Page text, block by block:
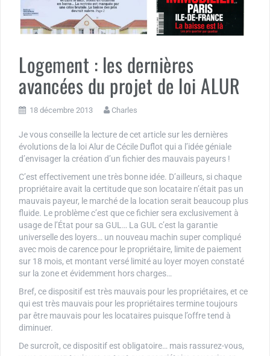
Logement : les dernières
avancées du projet de loi ALUR
18 décembre 2013 Charles
Je vous conseille la lecture de cet article sur les dernières
évolutions de la loi Alur de Cécile Duflot qui a l’idée géniale
d’envisager la création d’un fichier des mauvais payeurs !
C’est effectivement une très bonne idée. D’ailleurs, si chaque
propriétaire avait la certitude que son locataire n’était pas un
mauvais payeur, le marché de la location serait beaucoup plus
fluide. Le problème c’est que ce fichier sera exclusivement à
usage de l’État pour sa GUL… La GUL c’est la garantie
universelle des loyers… un nouveau machin super compliqué
avec mois de carence pour le propriétaire, limite de paiement
sur 18 mois, et montant versé limité au loyer moyen constaté
sur la zone et évidemment hors charges…
Bref, ce dispositif est très mauvais pour les propriétaires, et ce
qui est très mauvais pour les propriétaires termine toujours
par être mauvais pour les locataires puisque l’offre tend à
diminuer.
De surcroît, ce dispositif est obligatoire… mais rassurez-vous,